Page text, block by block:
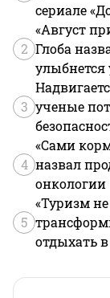
сериале
2
«Август
Глоба
улыбнется
3 ученые
4
«Сами
назвал
онкологии
5
«Туризм
отдыхать в